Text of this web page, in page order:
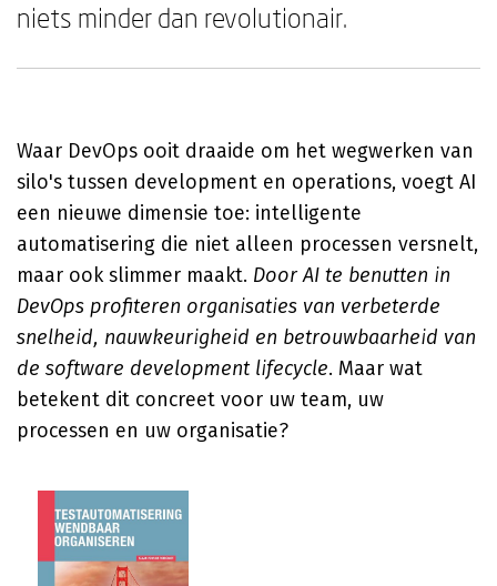
niets minder dan revolutionair.
Waar DevOps ooit draaide om het wegwerken van
silo's tussen development en operations, voegt AI
een nieuwe dimensie toe: intelligente
automatisering die niet alleen processen versnelt,
maar ook slimmer maakt. Door AI te benutten in
DevOps profiteren organisaties van verbeterde
snelheid, nauwkeurigheid en betrouwbaarheid van
de software development lifecycle. Maar wat
betekent dit concreet voor uw team, uw
processen en uw organisatie?